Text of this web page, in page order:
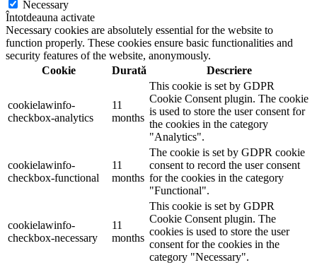
Necessary
Întotdeauna activate
Necessary cookies are absolutely essential for the website to
function properly. These cookies ensure basic functionalities and
security features of the website, anonymously.
Cookie
Durată Descriere
cookielawinfo-
checkbox-analytics
11
months
This cookie is set by GDPR
Cookie Consent plugin. The cookie
is used to store the user consent for
the cookies in the category
"Analytics".
cookielawinfo-
checkbox-functional
11
months
The cookie is set by GDPR cookie
consent to record the user consent
for the cookies in the category
"Functional".
cookielawinfo-
checkbox-necessary
11
months
This cookie is set by GDPR
Cookie Consent plugin. The
cookies is used to store the user
consent for the cookies in the
category "Necessary".